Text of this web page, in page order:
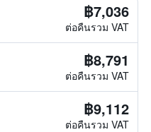
฿7,036
ต่อคืนรวม VAT
฿8,791
ต่อคืนรวม VAT
฿9,112
ต่อคืนรวม VAT